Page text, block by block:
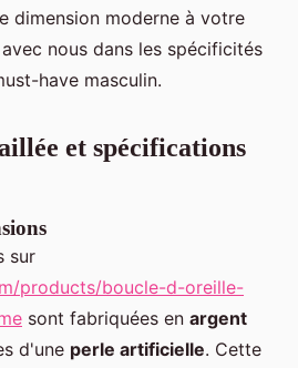
dimension moderne à votre
nous dans les spécificités
have masculin.
et spécifications
sur
products/boucle-d-oreille-
sont fabriquées en argent
d'une perle artificielle. Cette